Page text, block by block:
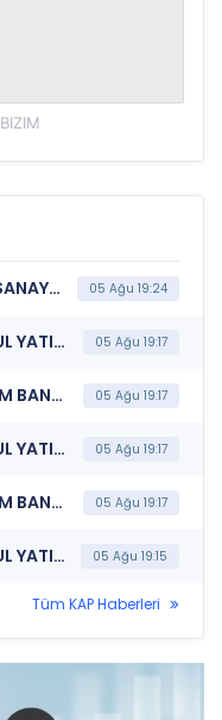
BIZIM
***BIENY*** BİEN YAPI ÜRÜNLERİ SANAYİ TURİZM VE TİCARET A.Ş. (Pay Dışında Sermaye Piyasası Aracı İşlemlerine İlişkin Bildirim (Faiz İçeren)) 05 Ağu 19:24
***SEGYO*** ŞEKER GAYRİMENKUL YATIRIM ORTAKLIĞI A.Ş. (Faaliyet Raporu (Konsolide)) 05 Ağu 19:17
***PBT ** PBTR*** PASHA YATIRIM BANKASI A.Ş. (Banka Finansal Rapor) 05 Ağu 19:17
***SEGYO*** ŞEKER GAYRİMENKUL YATIRIM ORTAKLIĞI A.Ş. (Sorumluluk Beyanı (Konsolide)) 05 Ağu 19:17
***PBT ** PBTR*** PASHA YATIRIM BANKASI A.Ş. (Sorumluluk Beyanı (Konsolide Olmayan)) 05 Ağu 19:17
***SEGYO*** ŞEKER GAYRİMENKUL YATIRIM ORTAKLIĞI A.Ş. (Finansal Rapor) 05 Ağu 19:15
Tüm KAP Haberleri